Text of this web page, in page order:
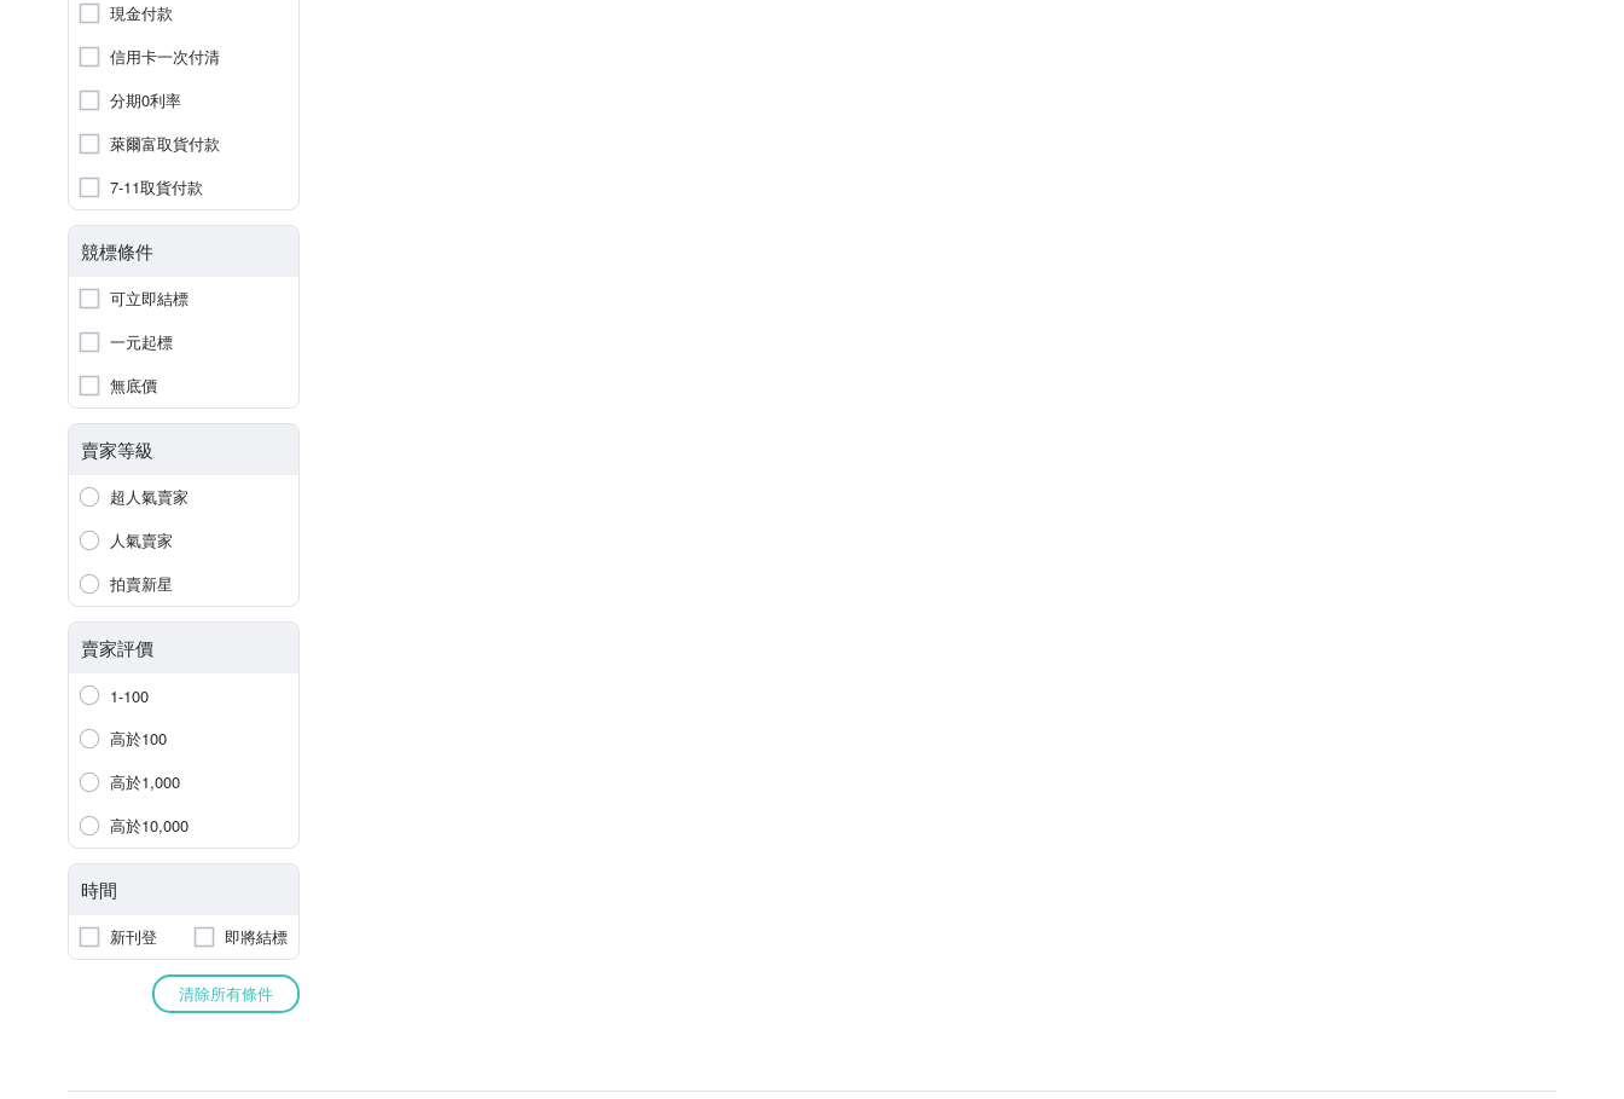
現金付款
信用卡一次付清
分期0利率
萊爾富取貨付款
7-11取貨付款
競標條件
可立即結標
一元起標
無底價
賣家等級
超人氣賣家
人氣賣家
拍賣新星
賣家評價
1-100
高於100
高於1,000
高於10,000
時間
新刊登 即將結標
清除所有條件